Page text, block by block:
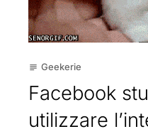
subject Geekerie
Facebook
utilizzare